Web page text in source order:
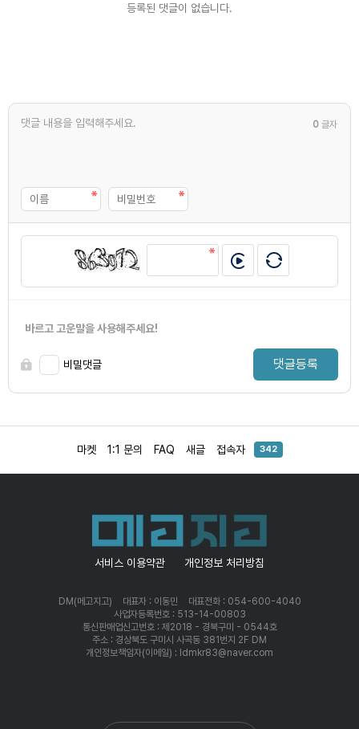
등록된 댓글이 없습니다.
0 글자
바르고 고운말을 사용해주세요!
비밀댓글 댓글등록
마켓 1:1 문의 FAQ 새글 접속자 342
서비스 이용약관 개인정보 처리방침
DM(메고지고) 대표자 : 이동민
대표전화 : 054-600-4040
사업자등록번호 : 513-14-00803
통신판매업신고번호 : 제2018 - 경북구미 - 0544호
주소 : 경상북도 구미시 사곡동 381번지 2F DM
개인정보책임자(이메일) : ldmkr83@naver.com